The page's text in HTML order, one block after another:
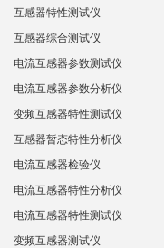
互感器特性测试仪
互感器综合测试仪
电流互感器参数测试仪
电流互感器参数分析仪
变频互感器特性测试仪
互感器暂态特性分析仪
电流互感器检验仪
电流互感器特性分析仪
电流互感器特性测试仪
变频互感器测试仪